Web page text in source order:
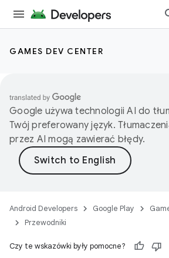
GAMES DEV CENTER
Google używa technologii AI do
Twój preferowany język.
przez AI mogą zawierać błędy.
Android Developers Google Play
Przewodniki
Czy te wskazówki były pomocne?